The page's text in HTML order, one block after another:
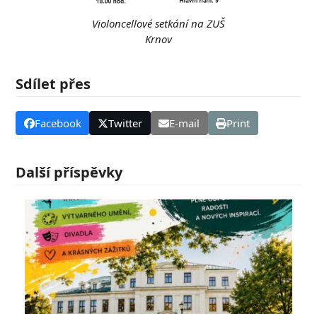
Violoncellové setkání na ZUŠ
Krnov
Sdílet přes
Facebook Twitter E-mail Print
Další příspěvky